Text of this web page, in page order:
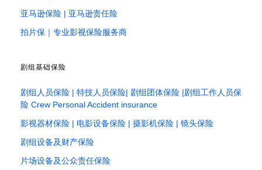
亚马逊保险 | 亚马逊责任险
拍片保｜专业影视保险服务商
剧组基础保险
剧组人员保险 | 特技人员保险| 剧组团体保险 |剧组工作人员保
险 Crew Personal Accident insurance
影视器材保险 | 电影设备保险 | 摄影机保险 | 镜头保险
剧组设备及财产保险
片场设备及公众责任保险